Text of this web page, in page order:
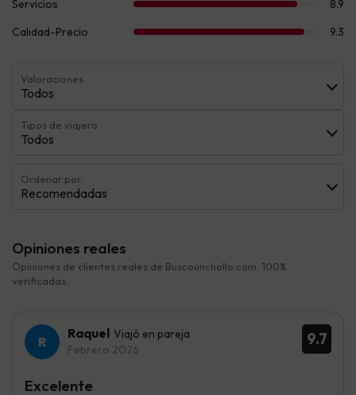
Valoraciones
Todos
Tipos de viajero
Todos
Ordenar por:
Recomendadas
Opiniones reales
Opiniones de clientes reales de Buscounchollo.com, 100%
verificadas.
9.7
Raquel Viajó en pareja
Febrero 2026
Excelente